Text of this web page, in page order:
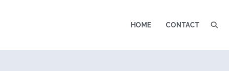
HOME CONTACT